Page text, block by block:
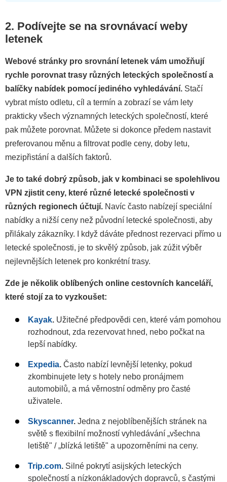
2. Podívejte se na srovnávací weby
letenek
Webové stránky pro srovnání letenek vám umožňují
rychle porovnat trasy různých leteckých společností a
balíčky nabídek pomocí jediného vyhledávání. Stačí
vybrat místo odletu, cíl a termín a zobrazí se vám lety
prakticky všech významných leteckých společností, které
pak můžete porovnat. Můžete si dokonce předem nastavit
preferovanou měnu a filtrovat podle ceny, doby letu,
mezipřistání a dalších faktorů.
Je to také dobrý způsob, jak v kombinaci se spolehlivou
VPN zjistit ceny, které různé letecké společnosti v
různých regionech účtují. Navíc často nabízejí speciální
nabídky a nižší ceny než původní letecké společnosti, aby
přilákaly zákazníky. I když dáváte přednost rezervaci přímo u
letecké společnosti, je to skvělý způsob, jak zúžit výběr
nejlevnějších letenek pro konkrétní trasy.
Zde je několik oblíbených online cestovních kanceláří,
které stojí za to vyzkoušet:
Kayak. Užitečné předpovědi cen, které vám pomohou
rozhodnout, zda rezervovat hned, nebo počkat na
lepší nabídky.
Expedia. Často nabízí levnější letenky, pokud
zkombinujete lety s hotely nebo pronájmem
automobilů, a má věrnostní odměny pro časté
uživatele.
Skyscanner. Jedna z nejoblíbenějších stránek na
světě s flexibilní možností vyhledávání „všechna
letiště" / „blízká letiště" a upozorněními na ceny.
Trip.com. Silné pokrytí asijských leteckých
společností a nízkonákladových dopravců, s častými